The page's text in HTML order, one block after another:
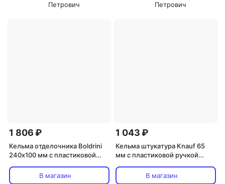
Петрович
Петрович
1 806 ₽
Кельма отделочника Boldrini
240х100 мм с пластиковой
В магазин
1 043 ₽
Кельма штукатура Knauf 65
мм с пластиковой ручкой
В магазин